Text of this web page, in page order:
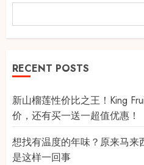
RECENT POSTS
新山榴莲性价比之王！King
价，还有买一送一超值优惠！
想找有温度的年味？原来马来
是这样一回事